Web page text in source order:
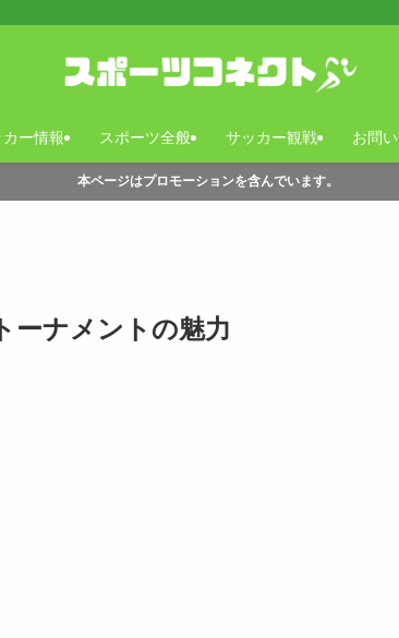
ー情報 スポーツ全般 サッカー観戦 お問
本ページはプロモーションを含んでいます。
ーナメントの魅力